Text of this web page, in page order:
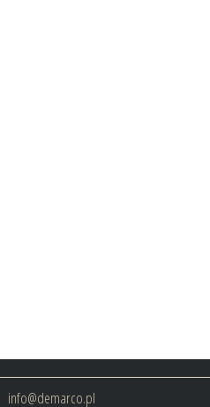
info@demarco.pl